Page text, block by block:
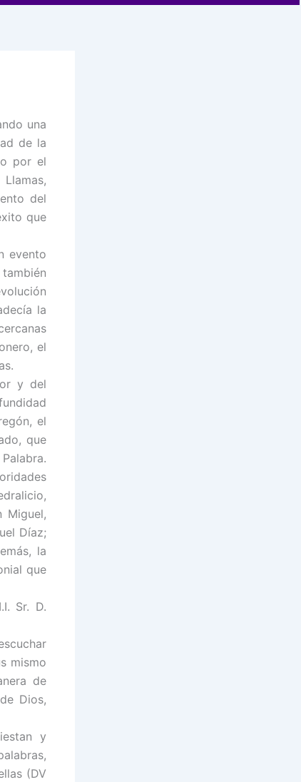
una
de la
por el
del
que
evento
la
el
y del
el
que
Miguel,
Díaz;
la
que
Sr. D.
mismo
de
Dios,
y
(DV